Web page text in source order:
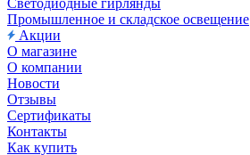
Светодиодные гирлянды
Промышленное и складское освещение
Акции
О магазине
О компании
Новости
Отзывы
Сертификаты
Контакты
Как купить